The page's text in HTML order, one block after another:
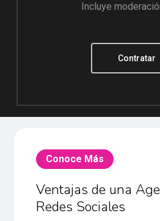
Incluye
Contratar
Conoce Más
Ventajas de una
Redes Sociales